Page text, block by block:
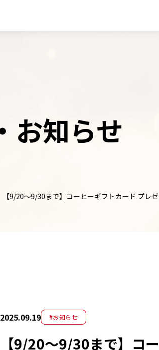
お知らせ
【9/20～9/30まで】コーヒーギフトカード プレ
2025.09.19 #お知らせ
【9/20～9/30まで】コ